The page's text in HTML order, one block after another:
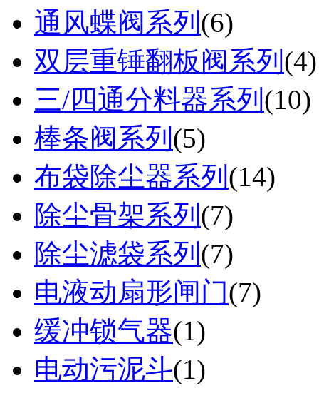
通风蝶阀系列 (6)
双层重锤翻板阀系列 (4)
三/四通分料器系列 (10)
棒条阀系列 (5)
布袋除尘器系列 (14)
除尘骨架系列 (7)
除尘滤袋系列 (7)
电液动扇形闸门(7)
缓冲锁气器(1)
电动污泥斗(1)